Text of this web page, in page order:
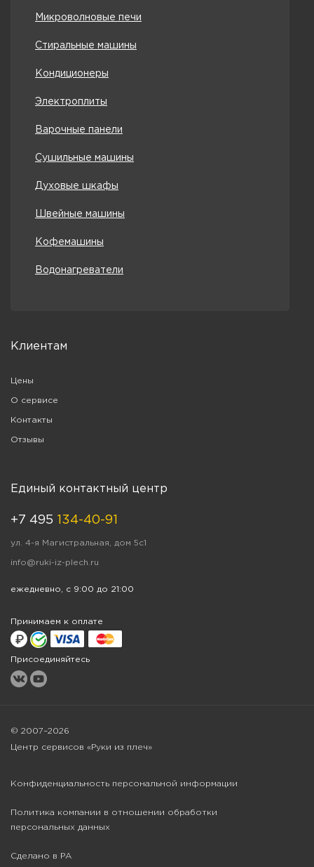
Микроволновые печи
Стиральные машины
Кондиционеры
Электроплиты
Варочные панели
Сушильные машины
Духовые шкафы
Швейные машины
Кофемашины
Водонагреватели
Клиентам
Цены
О сервисе
Контакты
Отзывы
Единый контактный центр
+7 495 134-40-91
ул. 4-я Магистральная, дом 5с1
info@ruki-iz-plech.ru
ежедневно, с 9:00 до 21:00
Принимаем к оплате
Присоединяйтесь
© 2007–2026
Центр сервисов «Руки из плеч»
Конфиденциальность персональной информации
Политика компании в отношении обработки
персональных данных
Сделано в РА